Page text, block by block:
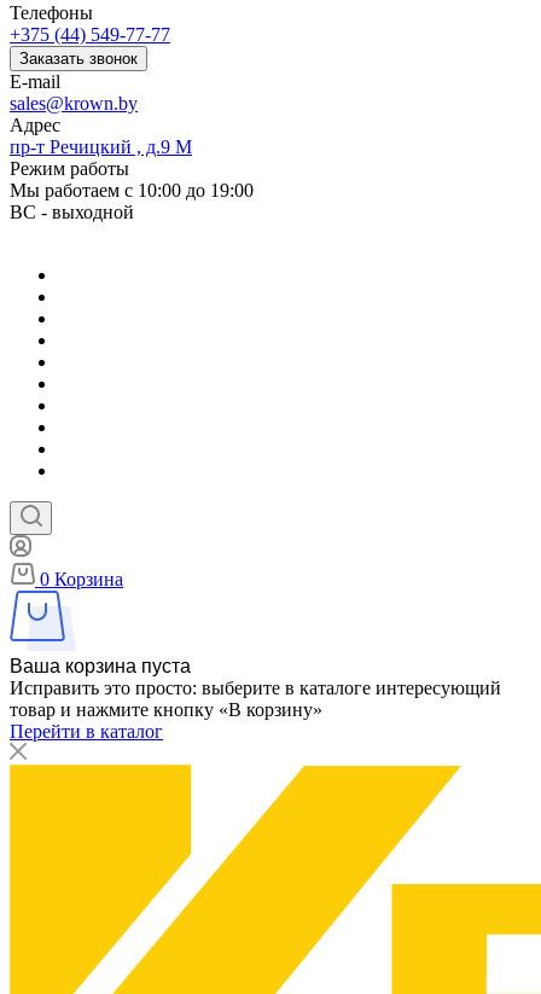
Телефоны
+375 (44) 549-77-77
Заказать звонок
E-mail
sales@krown.by
Адрес
пр-т Речицкий , д.9 М
Режим работы
Мы работаем с 10:00 до 19:00
ВС - выходной
0 Корзина
Ваша корзина пуста
Исправить это просто: выберите в каталоге интересующий
товар и нажмите кнопку «В корзину»
Перейти в каталог